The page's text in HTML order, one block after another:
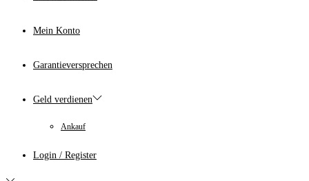
Mein Konto
Garantieversprechen
Geld verdienen
Ankauf
Login / Register